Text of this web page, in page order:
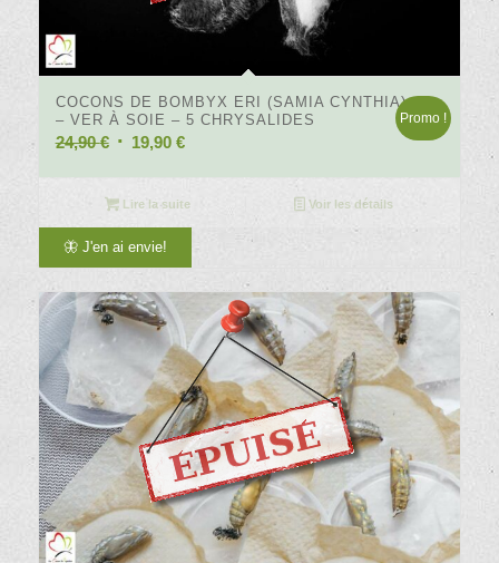
COCONS DE BOMBYX ERI (SAMIA CYNTHIA)
– VER À SOIE – 5 CHRYSALIDES
24,90€ Le
initial
24,90 €.
19,90 €Le
19,90 €.
Promo !
Lire la suite Voir les détails
🦋 J'en ai envie!